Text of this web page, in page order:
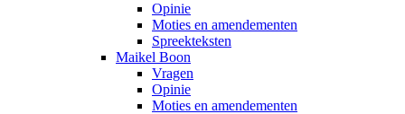
Opinie
Moties en amendementen
Spreekteksten
Maikel Boon
Vragen
Opinie
Moties en amendementen